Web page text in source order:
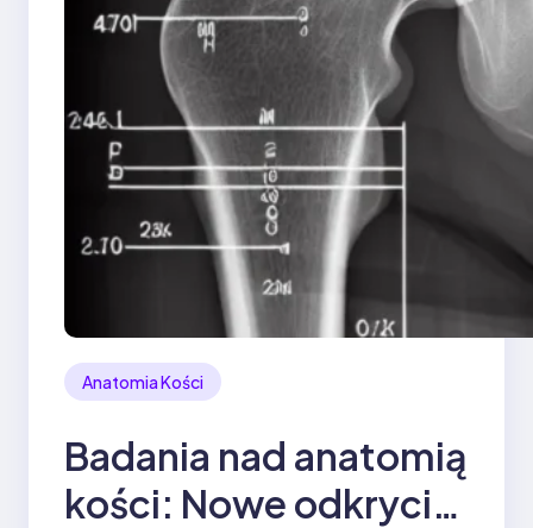
Anatomia Kości
Badania nad anatomią
kości: Nowe odkrycia